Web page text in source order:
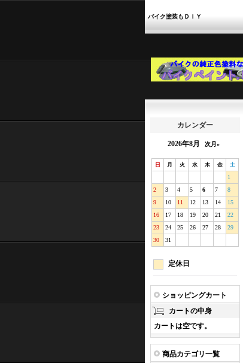
バイク塗装もＤＩＹ
カレンダー
2026年8月 次月»
日 月 火 水 木 金 土
1
2
3 4 5 6 7
8
9
10 11 12 13 14
15
16
17 18 19 20 21
22
23
24 25 26 27 28
29
30
31
定休日
ショッピングカート
カートの中身
カートは空です。
商品カテゴリ一覧